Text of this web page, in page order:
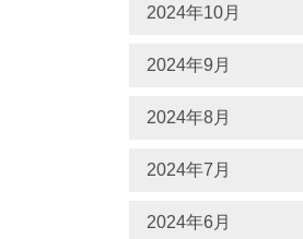
2024年10月
2024年9月
2024年8月
2024年7月
2024年6月